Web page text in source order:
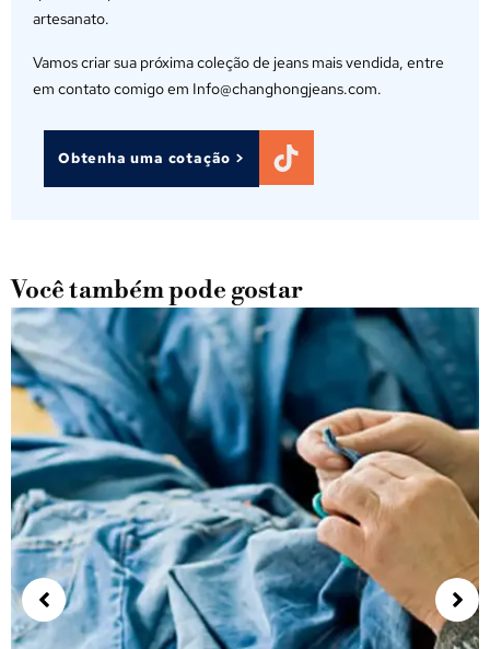
artesanato.
Vamos criar sua próxima coleção de jeans mais vendida, entre
em contato comigo em Info@changhongjeans.com.
Obtenha uma cotação >
Você também pode gostar